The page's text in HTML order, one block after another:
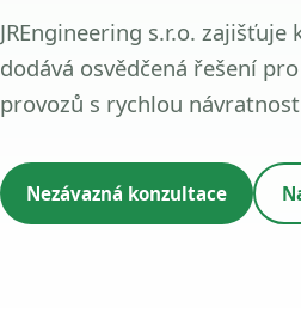
JREngineering s.r.o.
dodává osvědčená řešení
provozů s rychlou
Nezávazná konzultace